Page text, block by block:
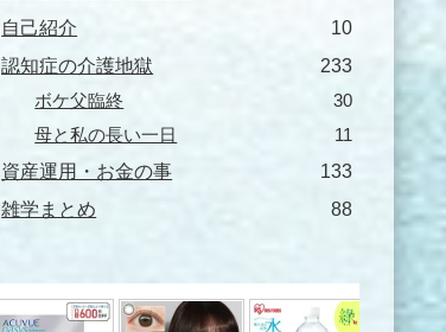
自己紹介
10
認知症の介護地獄
233
ボケ父臨終
30
母と私の長い一日
11
資産運用・お金の事
133
雑学まとめ
88